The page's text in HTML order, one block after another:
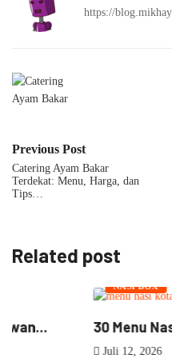
https://
Previous Post
Catering Ayam Bakar
Terdekat: Menu, Harga, dan
Tips…
Related post
MENU
30 Menu Nasi Kotak